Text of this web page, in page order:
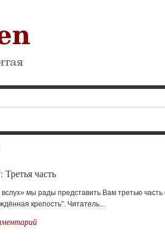
часть
мы рады представить Вам третью часть
крепость”. Читатель...